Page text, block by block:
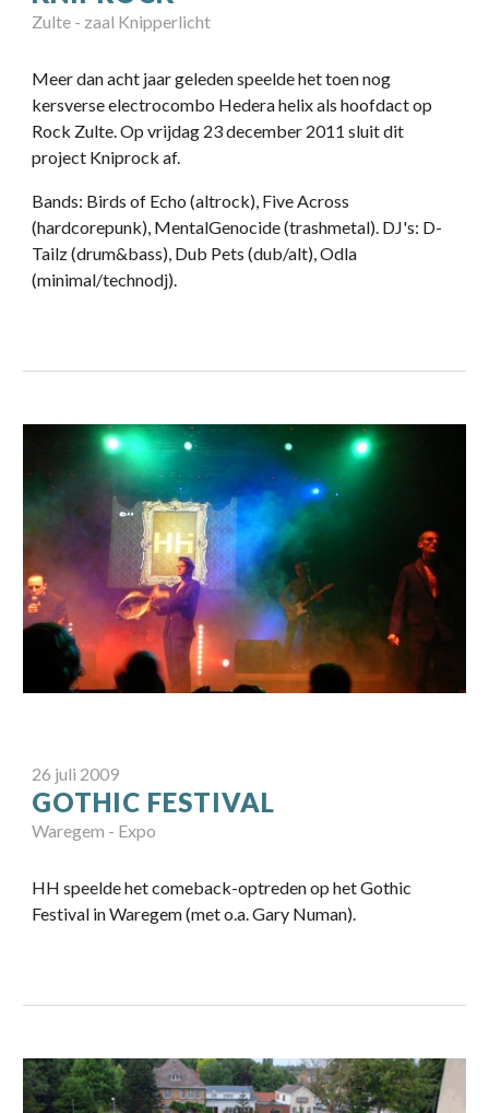
Zulte - zaal Knipperlicht
Meer dan acht jaar geleden speelde het toen nog
kersverse electrocombo Hedera helix als hoofdact op
Rock Zulte. Op vrijdag 23 december 2011 sluit dit
project Kniprock af.
Bands: Birds of Echo (altrock), Five Across
(hardcorepunk), MentalGenocide (trashmetal). DJ's: D-
Tailz (drum&bass), Dub Pets (dub/alt), Odla
(minimal/technodj).
26 juli 2009
GOTHIC FESTIVAL
Waregem - Expo
HH speelde het comeback-optreden op het Gothic
Festival in Waregem (met o.a. Gary Numan).